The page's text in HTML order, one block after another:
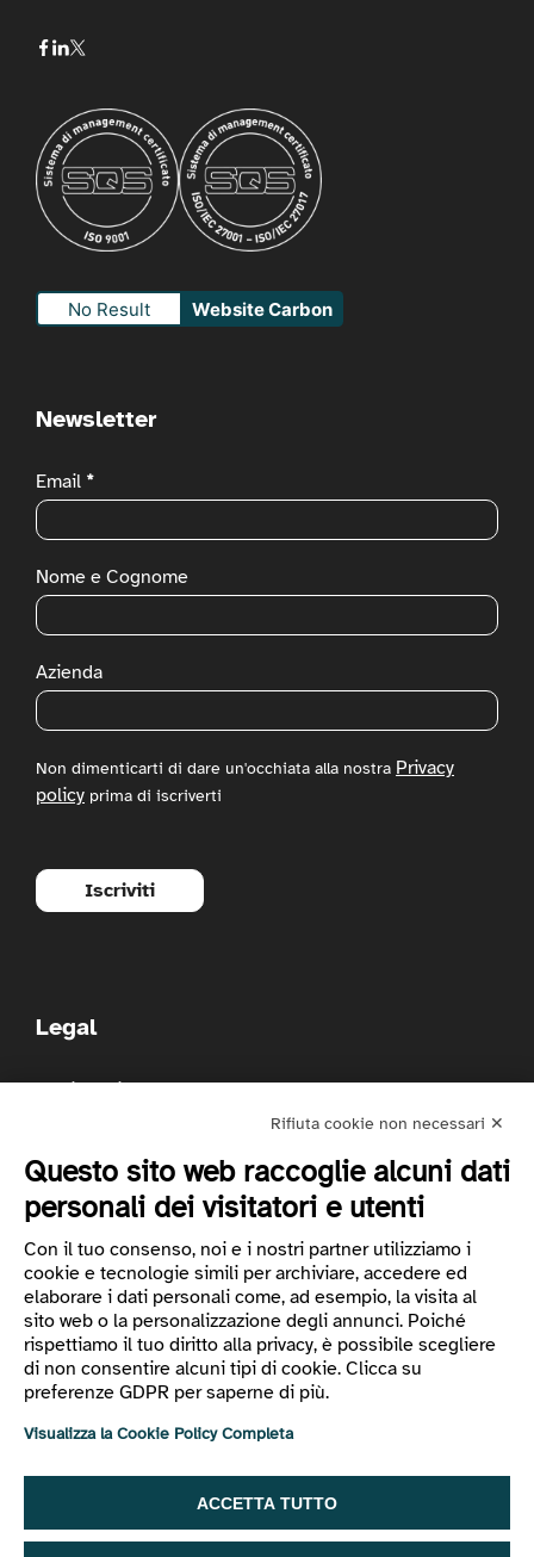
No Result Website Carbon
Newsletter
Newsletter
Email *
Nome e Cognome
Azienda
Non dimenticarti di dare un'occhiata alla nostra Privacy
policy prima di iscriverti
Iscriviti
Legal
Codice etico
Whistleblowing
Accessibilità
Politica per la Qualità e la Sicurezza delle Informazioni
e dei Servizi Cloud
Vademecum AI
Rifiuta cookie non necessari ✕
Questo sito web raccoglie alcuni dati
personali dei visitatori e utenti
Con il tuo consenso, noi e i nostri partner utilizziamo i
cookie e tecnologie simili per archiviare, accedere ed
elaborare i dati personali come, ad esempio, la visita al
sito web o la personalizzazione degli annunci. Poiché
rispettiamo il tuo diritto alla privacy, è possibile scegliere
di non consentire alcuni tipi di cookie. Clicca su
preferenze GDPR per saperne di più.
Visualizza la Cookie Policy Completa
ACCETTA TUTTO